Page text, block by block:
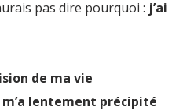
pas dire pourquoi : j’ai
de ma vie
lentement précipité